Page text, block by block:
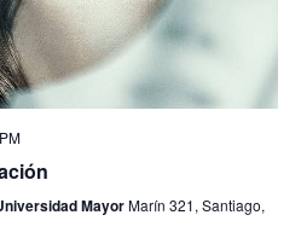
MayorMarín 321, Santiago,